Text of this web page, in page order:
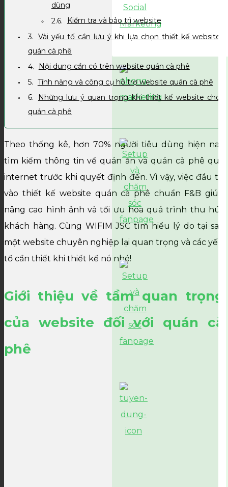
dùng
Kiểm tra và bảo trì website
Vài yếu tố cần lưu ý khi lựa chọn thiết kế website
quán cà phê
Nội dung cần có trên website quán cà phê
Tính năng và công cụ hỗ trợ website quán cà phê
Những lưu ý quan trọng khi thiết kế website cho
quán cà phê
Theo thống kê, hơn 70% người tiêu dùng hiện nay
tìm kiếm thông tin về quán ăn và quán cà phê qua
internet trước khi quyết định đến. Vì vậy, việc đầu tư
vào thiết kế website quán cà phê chuẩn F&B giúp
nâng cao hình ảnh và tối ưu hóa quá trình thu hút
khách hàng. Cùng WIFIM JSC tìm hiểu lý do tại sao
một website chuyên nghiệp lại quan trọng và các yếu
tố cần thiết khi thiết kế nó nhé!
Giới thiệu về tầm quan trọng
của website đối với quán cà
phê